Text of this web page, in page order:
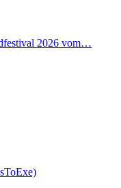
2026 vom…